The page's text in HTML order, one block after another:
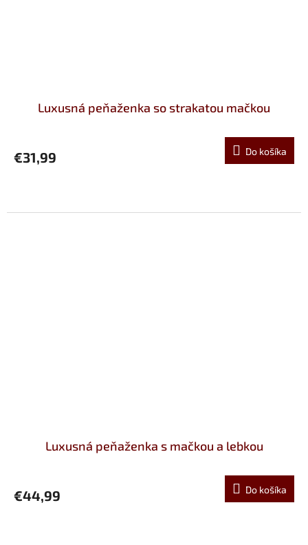
Luxusná peňaženka so strakatou mačkou
€31,99 Do košíka
Luxusná peňaženka s mačkou a lebkou
€44,99 Do košíka